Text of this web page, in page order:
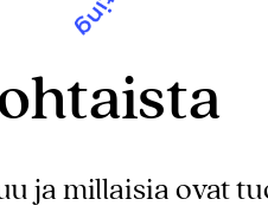
ja millaisia ovat